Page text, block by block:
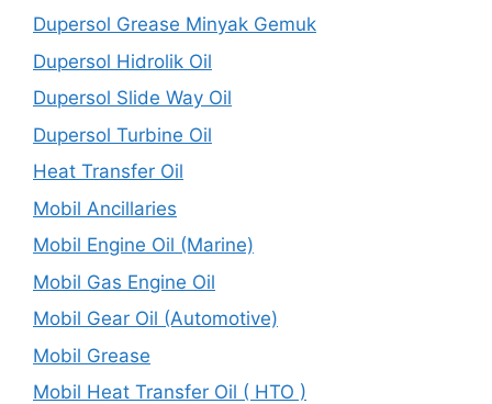
Dupersol Grease Minyak Gemuk
Dupersol Hidrolik Oil
Dupersol Slide Way Oil
Dupersol Turbine Oil
Heat Transfer Oil
Mobil Ancillaries
Mobil Engine Oil (Marine)
Mobil Gas Engine Oil
Mobil Gear Oil (Automotive)
Mobil Grease
Mobil Heat Transfer Oil ( HTO )